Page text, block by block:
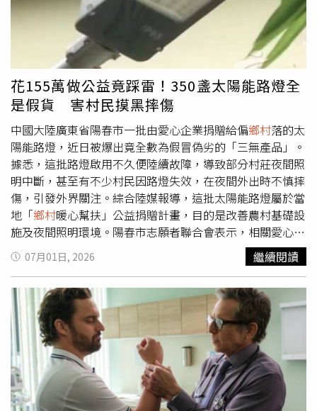
（約新台幣870元）即可入手，攤位上更陳列大量印有
Chanel、Prada、Louis Vuitton、Rolex等品牌標誌的包
包、服飾與鐘錶，形成官方大力取締、民間照常販售的強烈
反差。越南政府5月7日正式啟動全國打擊侵犯智慧財產權專
案，整頓仿冒商品、商標侵權及網路盜版等問題。事實上，
越南多年來幾乎每隔一段時間便會發動查緝，但市場業者普
遍認為過去多半只是短暫執法。胡志明市西貢廣場（Saigon
Square）一名化名Thanh Truc的服飾攤商表示，以往市場稽
查人員通常帶著攝影團隊前來，查扣部分高價商品、拍攝畫
面後便離開，沒多久攤商又恢復正常營業。她透露，市場內
甚至形成默契，只要有人發現稽查人員接近，就會吹哨示
警，各店家立刻將商品收起，因此警方往往只能查到少數店
面。然而，這次情況與過去明顯不同，愈來愈多店家不敢再
將印有名牌Logo的商品公開展示，而是藏放在店內後方或
倉庫，等熟客詢問時才拿出販售，顯示業者雖然沒有完全停
業，但經營模式已開始改變。分析指出，越南此次大動作整
頓，背後與美國施加的國際壓力密不可分。今年4月，美國
貿易代表署（USTR）將越南列為「智慧財產權保護優先觀
察國」（Priority Foreign Country），這也是13年來首次有
國家被列入該名單，批評越南長期未有效保護智慧財產權，
甚至形容其為全球最嚴重的侵權國之一。面對可能提高關稅
及影響雙邊貿易的風險，越南政府承諾5月查辦侵權案件數
量將較去年同期增加至少20%；然而，美國5月底仍宣布展
開新一輪調查，評估越南是否因長期放任侵權行為而損害美
花155萬做公益竟踩雷！350盞太陽能路燈全
是假貨 害村民摸黑摔傷
中國大陸廣東省陽春市一批由愛心企業捐贈給偏鄉村落的太
陽能路燈，近日被爆出竟全數為假冒偽劣的「三無產品」。
據悉，這批路燈啟用不久便陸續故障，導致部分村莊夜間照
明中斷，甚至有不少村民因路燈失效，在夜間外出時不慎摔
傷，引發外界關注。綜合陸媒報導，這批太陽能路燈屬於當
地「鄉村暖心幫扶」公益捐贈計畫，目的是改善農村基礎設
施及夜間照明環境。陽春市志願者聯合會表示，相關愛心企
業當時依正常採購程序，向廣東佛山一家經銷公司購買350
套太陽能路燈，總金額逾人民幣33萬元（約新台幣155萬
元）。不過，路燈安裝投入使用後不久便頻頻故障，經全面
清查後發現，整批產品均屬沒有生產廠名、廠址及品質合格
證明的「三無產品」，品質明顯不符標準，也讓原本改善村
民生活的公益計畫大打折扣。捐贈企業負責人表示，公司原
本希望透過公益捐贈為地方做些實事，沒想到花費數十萬元
購買的設備竟全是劣質品，目前已無法聯繫到當初負責交易
的經銷公司人員，對事件發展也感到相當無奈。由於此案涉
及跨地區產品品質爭議，陽春市市場監督管理局表示，將盡
07月01日, 2026 繼續閱讀